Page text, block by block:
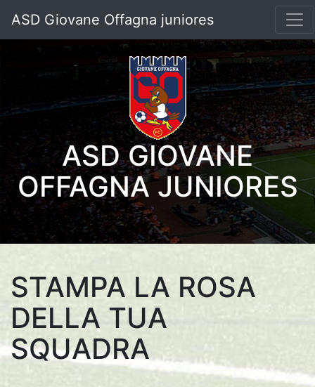
ASD Giovane Offagna juniores
ASD GIOVANE
OFFAGNA JUNIORES
STAMPA LA ROSA
DELLA TUA
SQUADRA